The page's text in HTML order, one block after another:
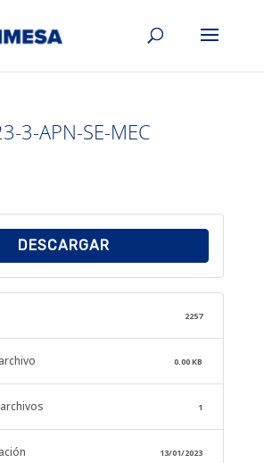
3-APN-SE-MEC
DESCARGAR
2257
0.00 KB
1
13/01/2023